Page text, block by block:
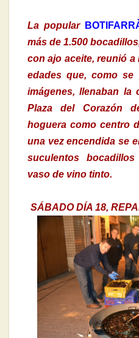
La popular
más de 1.500
con ajo aceite, reunió
edades que, como se
imágenes, llenaban la
Plaza del Corazón
hoguera como centro
una vez encendida se
suculentos
vaso de vino tinto.
SÁBADO DÍA 18,